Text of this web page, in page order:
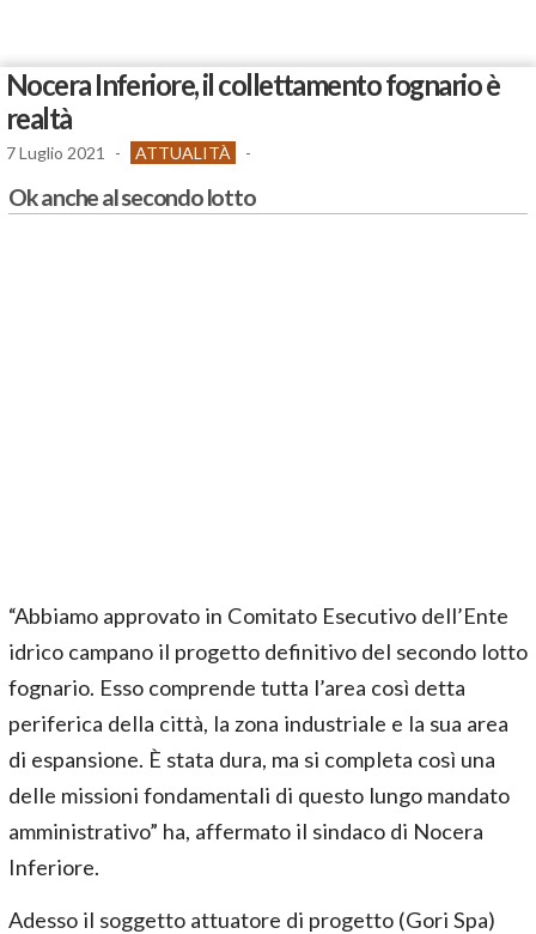
Nocera Inferiore, il collettamento fognario è
realtà
7 Luglio 2021 - ATTUALITÀ -
Ok anche al secondo lotto
“Abbiamo approvato in Comitato Esecutivo dell’Ente
idrico campano il progetto definitivo del secondo lotto
fognario. Esso comprende tutta l’area così detta
periferica della città, la zona industriale e la sua area
di espansione. È stata dura, ma si completa così una
delle missioni fondamentali di questo lungo mandato
amministrativo” ha, affermato il sindaco di Nocera
Inferiore.
Adesso il soggetto attuatore di progetto (Gori Spa)